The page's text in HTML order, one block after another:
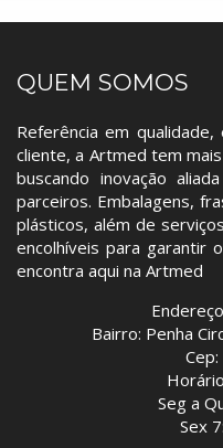
QUEM SOMOS
Referência em
cliente, a Artmed tem
buscando inovação
parceiros. Embalagens,
plásticos, além de
encolhíveis para garantir
encontra aqui na Artmed
Bairro: Penha
Seg a
Sex